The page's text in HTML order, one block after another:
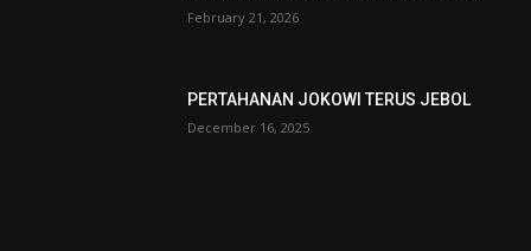
February 21, 2026
PERTAHANAN JOKOWI TERUS JEBOL
December 16, 2025